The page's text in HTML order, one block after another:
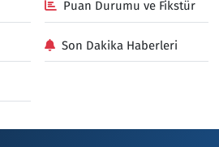
Puan Durumu ve Fikstür
Son Dakika Haberleri